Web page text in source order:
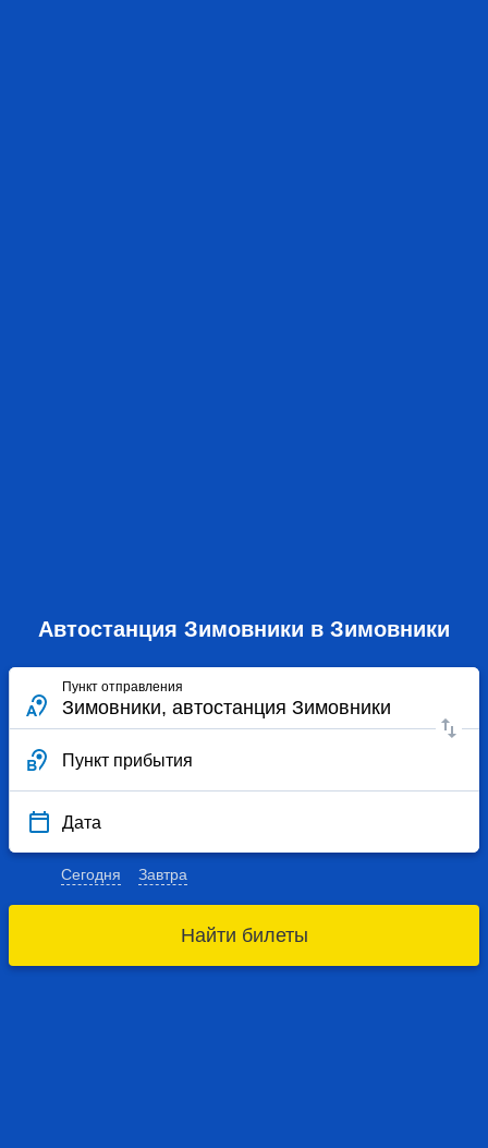
Автостанция Зимовники в Зимовники
Пункт отправления
Пункт прибытия
Дата
Сегодня Завтра
Найти билеты